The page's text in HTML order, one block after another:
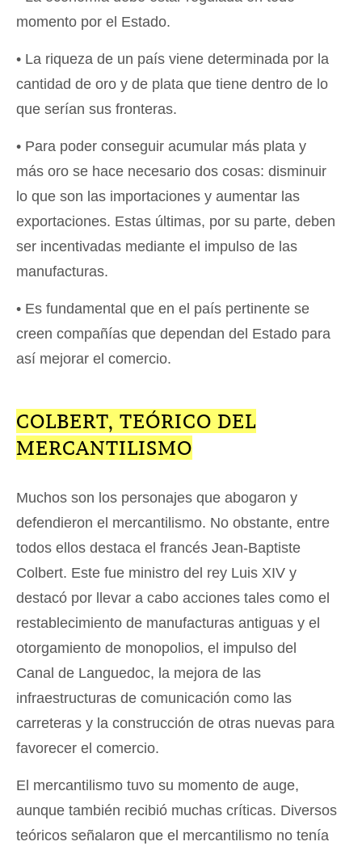
momento por el Estado.
• La riqueza de un país viene determinada por la
cantidad de oro y de plata que tiene dentro de lo
que serían sus fronteras.
• Para poder conseguir acumular más plata y
más oro se hace necesario dos cosas: disminuir
lo que son las importaciones y aumentar las
exportaciones. Estas últimas, por su parte, deben
ser incentivadas mediante el impulso de las
manufacturas.
• Es fundamental que en el país pertinente se
creen compañías que dependan del Estado para
así mejorar el comercio.
COLBERT, TEÓRICO DEL
MERCANTILISMO
Muchos son los personajes que abogaron y
defendieron el mercantilismo. No obstante, entre
todos ellos destaca el francés Jean-Baptiste
Colbert. Este fue ministro del rey Luis XIV y
destacó por llevar a cabo acciones tales como el
restablecimiento de manufacturas antiguas y el
otorgamiento de monopolios, el impulso del
Canal de Languedoc, la mejora de las
infraestructuras de comunicación como las
carreteras y la construcción de otras nuevas para
favorecer el comercio.
El mercantilismo tuvo su momento de auge,
aunque también recibió muchas críticas. Diversos
teóricos señalaron que el mercantilismo no tenía